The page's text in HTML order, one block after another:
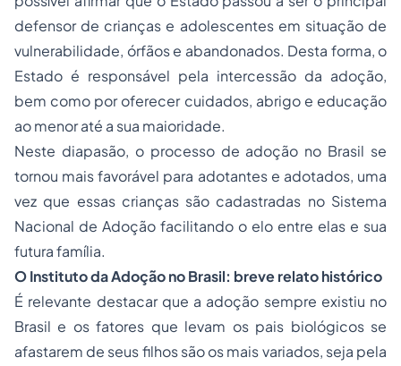
defensor de crianças e adolescentes em situação de
vulnerabilidade, órfãos e abandonados. Desta forma, o
Estado é responsável pela intercessão da adoção,
bem como por oferecer cuidados, abrigo e educação
ao menor até a sua maioridade.
Neste diapasão, o processo de adoção no Brasil se
tornou mais favorável para adotantes e adotados, uma
vez que essas crianças são cadastradas no Sistema
Nacional de Adoção facilitando o elo entre elas e sua
futura família.
O Instituto da Adoção no Brasil: breve relato histórico
É relevante destacar que a adoção sempre existiu no
Brasil e os fatores que levam os pais biológicos se
afastarem de seus filhos são os mais variados, seja pela